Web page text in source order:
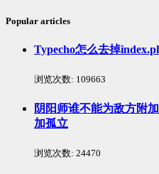
Popular articles
Typecho怎么去掉
浏览次数: 109663
阴阳师谁不能为敌方附
加孤立
浏览次数: 24470